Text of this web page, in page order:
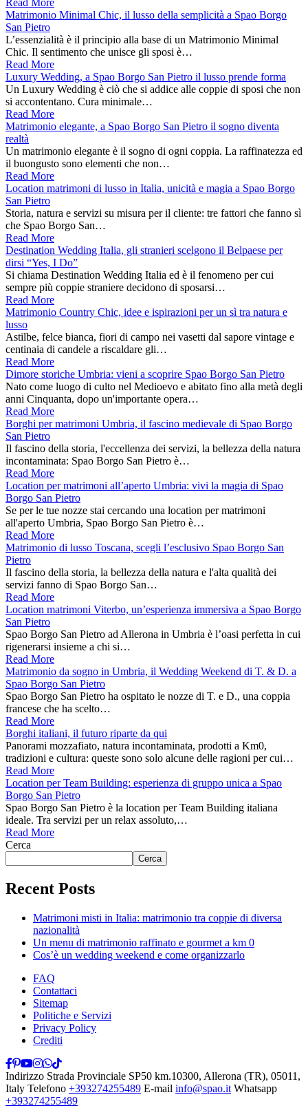
Read More
Matrimonio Minimal Chic, il lusso della semplicità a Spao Borgo
San Pietro
L’essenzialità è il principio alla base di un Matrimonio Minimal
Chic. Il sentimento che unisce gli sposi è…
Read More
Luxury Wedding, a Spao Borgo San Pietro il lusso prende forma
Un Luxury Wedding è ciò che si addice alle coppie di sposi che non
si accontentano. Cura minimale…
Read More
Matrimonio elegante, a Spao Borgo San Pietro il sogno diventa
realtà
Un matrimonio elegante è il sogno di ogni coppia. La raffinatezza ed
il buongusto sono elementi che non…
Read More
Location matrimoni di lusso in Italia, unicità e magia a Spao Borgo
San Pietro
Storia, natura e servizi su misura per il cliente: tre fattori che fanno sì
che Spao Borgo San…
Read More
Destination Wedding Italia, gli stranieri scelgono il Belpaese per
dirsi “Yes, I Do”
Si chiama Destination Wedding Italia ed è il fenomeno per cui
sempre più coppie straniere decidono di sposarsi…
Read More
Matrimonio Country Chic, idee e ispirazioni per un sì tra natura e
lusso
Astilbe, felce bianca, fiori di campo nei vasetti dal sapore vintage e
centinaia di candele a riscaldare gli…
Read More
Dimore storiche Umbria: vieni a scoprire Spao Borgo San Pietro
Nato come luogo di culto nel Medioevo e abitato fino alla metà degli
anni Cinquanta, dopo un'importante opera…
Read More
Borghi per matrimoni Umbria, il fascino medievale di Spao Borgo
San Pietro
Il fascino della storia, l'eccellenza dei servizi, la bellezza della natura
incontaminata: Spao Borgo San Pietro è…
Read More
Location per matrimoni all’aperto Umbria: vivi la magia di Spao
Borgo San Pietro
Se per le tue nozze stai cercando una location per matrimoni
all'aperto Umbria, Spao Borgo San Pietro è…
Read More
Matrimonio di lusso Toscana, scegli l’esclusivo Spao Borgo San
Pietro
Il fascino della storia, la bellezza della natura e l'alta qualità dei
servizi fanno di Spao Borgo San…
Read More
Location matrimoni Viterbo, un’esperienza immersiva a Spao Borgo
San Pietro
Spao Borgo San Pietro ad Allerona in Umbria è l’oasi perfetta in cui
rigenerarsi insieme a chi si…
Read More
Matrimonio da sogno in Umbria, il Wedding Weekend di T. & D. a
Spao Borgo San Pietro
Spao Borgo San Pietro ha ospitato le nozze di T. e D., una coppia
francese che ha scelto…
Read More
Borghi italiani, il futuro riparte da qui
Panorami mozzafiato, natura incontaminata, prodotti a Km0,
tradizioni e cultura: queste sono solo alcune delle ragioni per cui…
Read More
Location per Team Building: esperienza di gruppo unica a Spao
Borgo San Pietro
Spao Borgo San Pietro è la location per Team Building italiana
ideale. Tra servizi per un relax assoluto,…
Read More
Cerca
Cerca
Recent Posts
Matrimoni misti in Italia: matrimonio tra coppie di diversa
nazionalità
Un menu di matrimonio raffinato e gourmet a km 0
Cos’è un wedding weekend e come organizzarlo
FAQ
Contattaci
Sitemap
Politiche e Servizi
Privacy Policy
Crediti
Indirizzo Strada Provinciale SP50 km.10300, Allerona (TR), 05011,
Italy Telefono +393274255489 E-mail info@spao.it Whatsapp
+393274255489